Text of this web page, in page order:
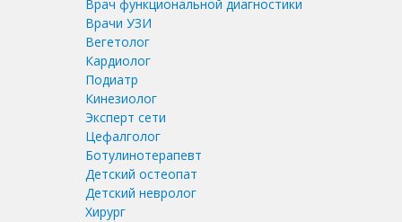
Врач функциональной диагностики
Врачи УЗИ
Вегетолог
Кардиолог
Подиатр
Кинезиолог
Эксперт сети
Цефалголог
Ботулинотерапевт
Детский остеопат
Детский невролог
Хирург